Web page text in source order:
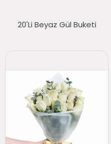
20'li Beyaz Gül Buketi